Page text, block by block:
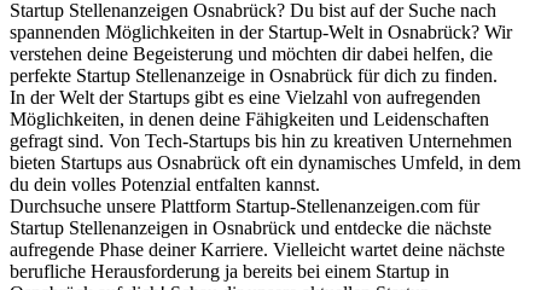
Startup Stellenanzeigen Osnabrück? Du bist auf der Suche nach
spannenden Möglichkeiten in der Startup-Welt in Osnabrück? Wir
verstehen deine Begeisterung und möchten dir dabei helfen, die
perfekte Startup Stellenanzeige in Osnabrück für dich zu finden.
In der Welt der Startups gibt es eine Vielzahl von aufregenden
Möglichkeiten, in denen deine Fähigkeiten und Leidenschaften
gefragt sind. Von Tech-Startups bis hin zu kreativen Unternehmen
bieten Startups aus Osnabrück oft ein dynamisches Umfeld, in dem
du dein volles Potenzial entfalten kannst.
Durchsuche unsere Plattform Startup-Stellenanzeigen.com für
Startup Stellenanzeigen in Osnabrück und entdecke die nächste
aufregende Phase deiner Karriere. Vielleicht wartet deine nächste
berufliche Herausforderung ja bereits bei einem Startup in